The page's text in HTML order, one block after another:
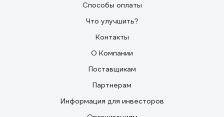
Способы оплаты
Что улучшить?
Контакты
О Компании
Поставщикам
Партнерам
Информация для инвесторов